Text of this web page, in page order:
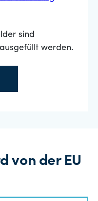
sind
werden.
von der EU